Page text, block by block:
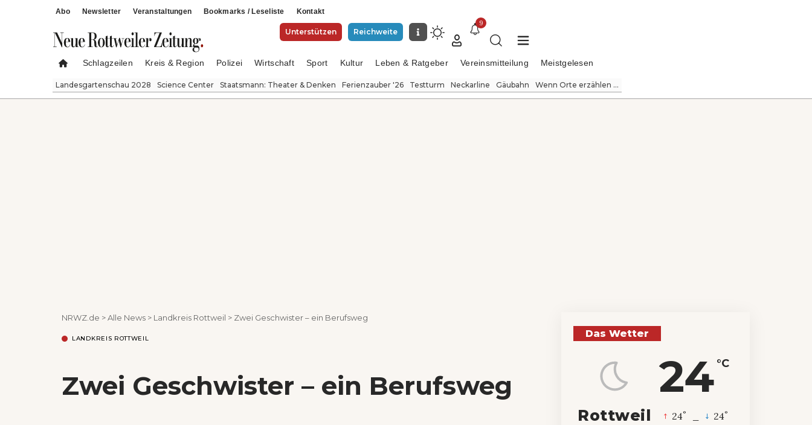
Abo Newsletter Veranstaltungen Bookmarks / Leseliste Kontakt
Unterstützen Reichweite
9
Schlagzeilen Kreis & Region Polizei Wirtschaft Sport Kultur Leben & Ratgeber Vereinsmitteilung Meistgelesen
Landesgartenschau 2028 Science Center Staatsmann: Theater & Denken Ferienzauber '26 Testturm Neckarline Gäubahn Wenn Orte erzählen ...
NRWZ.de >Alle News > Landkreis Rottweil > Zwei Geschwister – ein Berufsweg
LANDKREIS ROTTWEIL
Zwei Geschwister – ein Berufsweg
Das Wetter
24 °C
Rottweil 24° 24°